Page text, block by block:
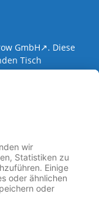
GmbH↗. Diese
Tisch
↗ und bessere
sich gut
und den